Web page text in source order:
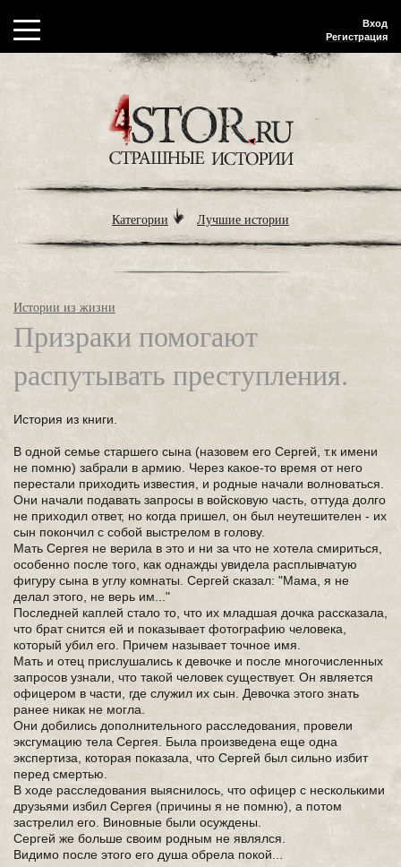
Вход
Регистрация
Категории Лучшие истории
Истории из жизни
Призраки помогают
распутывать преступления.
История из книги.
В одной семье старшего сына (назовем его Сергей, т.к имени
не помню) забрали в армию. Через какое-то время от него
перестали приходить известия, и родные начали волноваться.
Они начали подавать запросы в войсковую часть, оттуда долго
не приходил ответ, но когда пришел, он был неутешителен - их
сын покончил с собой выстрелом в голову.
Мать Сергея не верила в это и ни за что не хотела смириться,
особенно после того, как однажды увидела расплывчатую
фигуру сына в углу комнаты. Сергей сказал: "Мама, я не
делал этого, не верь им..."
Последней каплей стало то, что их младшая дочка рассказала,
что брат снится ей и показывает фотографию человека,
который убил его. Причем называет точное имя.
Мать и отец прислушались к девочке и после многочисленных
запросов узнали, что такой человек существует. Он является
офицером в части, где служил их сын. Девочка этого знать
ранее никак не могла.
Они добились дополнительного расследования, провели
эксгумацию тела Сергея. Была произведена еще одна
экспертиза, которая показала, что Сергей был сильно избит
перед смертью.
В ходе расследования выяснилось, что офицер с несколькими
друзьями избил Сергея (причины я не помню), а потом
застрелил его. Виновные были осуждены.
Сергей же больше своим родным не являлся.
Видимо после этого его душа обрела покой...